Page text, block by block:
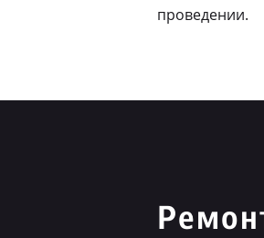
проведении.